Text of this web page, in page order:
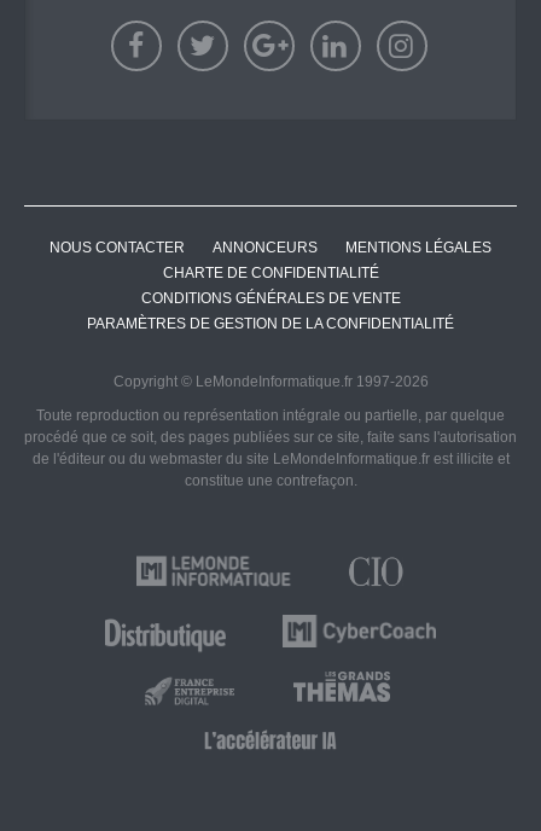
NOUS CONTACTER ANNONCEURS
MENTIONS LÉGALES
CHARTE DE CONFIDENTIALITÉ
CONDITIONS GÉNÉRALES DE VENTE
PARAMÈTRES DE GESTION DE LA CONFIDENTIALITÉ
Copyright © LeMondeInformatique.fr 1997-2026
Toute reproduction ou représentation intégrale ou partielle, par quelque
procédé que ce soit, des pages publiées sur ce site, faite sans l'autorisation
de l'éditeur ou du webmaster du site LeMondeInformatique.fr est illicite et
constitue une contrefaçon.